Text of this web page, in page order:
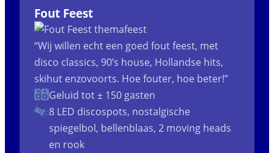
Fout Feest
“Wij willen echt een goed fout feest, met
disco classics, 90’s house, Hollandse hits,
skihut enzovoorts. Hoe fouter, hoe beter!”
Geluid tot ± 150 gasten
8 LED discospots, nostalgische
spiegelbol, bellenblaas, 2 moving heads
en rook